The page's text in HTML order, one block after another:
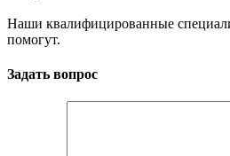
Наши квалифицированные
помогут.
Задать вопрос